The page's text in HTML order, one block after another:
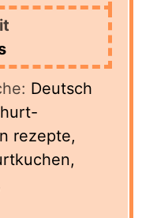
Deutsch
rezepte,